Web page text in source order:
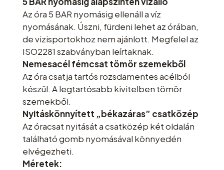
Az óra 5 BAR nyomásig ellenáll a víz
nyomásának. Úszni, fürdeni lehet az órában,
de vizisportokhoz nem ajánlott. Megfelel az
ISO2281 szabványban leírtaknak.
Nemesacél fémcsat tömör szemekből
Az óra csatja tartós rozsdamentes acélból
készül. A legtartósabb kivitelben tömör
szemekből.
Nyitáskönnyített „békazáras” csatközép
Az óracsat nyitását a csatközép két oldalán
található gomb nyomásával könnyedén
elvégezheti.
Méretek: